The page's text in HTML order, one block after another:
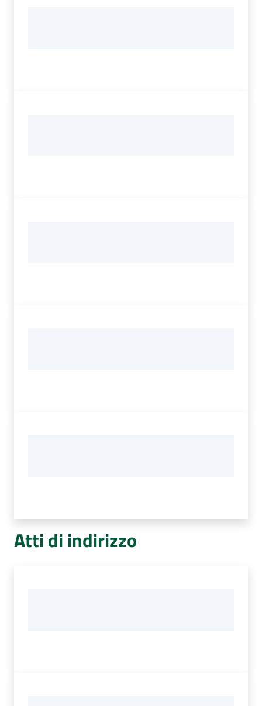
Atti di indirizzo